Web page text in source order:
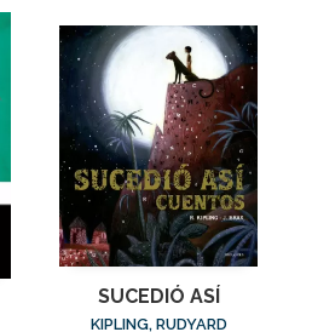
SUCEDIÓ ASÍ
KIPLING, RUDYARD